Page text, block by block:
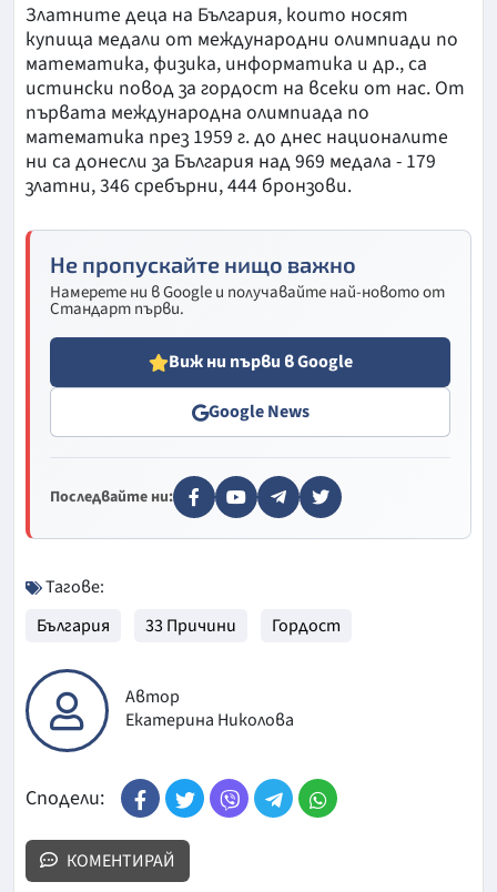
Златните деца на България, които носят
купища медали от международни олимпиади по
математика, физика, информатика и др., са
истински повод за гордост на всеки от нас. От
първата международна олимпиада по
математика през 1959 г. до днес националите
ни са донесли за България над 969 медала - 179
златни, 346 сребърни, 444 бронзови.
Не пропускайте нищо важно
Намерете ни в Google и получавайте най-новото от
Стандарт първи.
Виж ни първи в Google
Google News
Последвайте ни:
Тагове:
България
33 Причини Гордост
Автор
Екатерина Николова
Сподели:
КОМЕНТИРАЙ